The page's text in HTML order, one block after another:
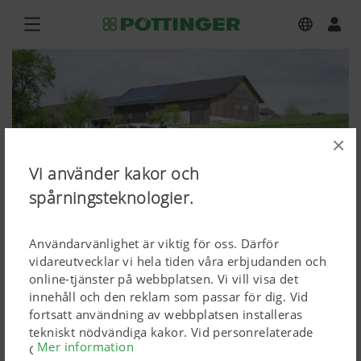
×
Vi använder kakor och
spårningsteknologier.
Användarvänlighet är viktig för oss. Därför
vidareutvecklar vi hela tiden våra erbjudanden och
online-tjänster på webbplatsen. Vi vill visa det
innehåll och den reklam som passar för dig. Vid
fortsatt användning av webbplatsen installeras
tekniskt nödvändiga kakor. Vid personrelaterade
Google Marketing-produkter installeras kakor, men
Mer information
EUROCAT F 3100 P
Ladda ned högupplösta bilder